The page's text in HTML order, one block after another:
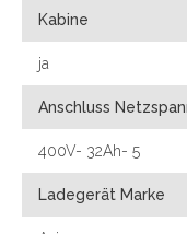
Kabine
ja
Anschluss
400V- 32Ah- 5
Ladegerät Marke